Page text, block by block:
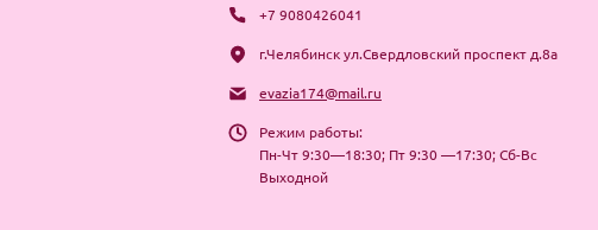
+7 9080426041
г.Челябинск ул.Свердловский проспект д.8а
evazia174@mail.ru
Режим работы:
Пн-Чт 9:30—18:30; Пт 9:30 —17:30; Сб-Вс
Выходной